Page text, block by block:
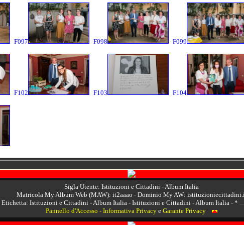
F097 F098 F099
F102 F103 F104
Sigla Utente: Istituzioni e Cittadini - Album Italia
Matricola My Album Web (MAW): it2aaao - Dominio My AW:
Etichetta: Istituzioni e Cittadini - Album Italia - Istituzioni e Cittadini - Album Italia - *
Pannello d'Accesso - Informativa Privacy e Garante Privacy